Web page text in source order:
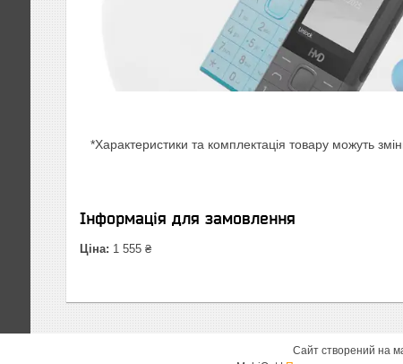
*Характеристики та комплектація товару можуть
Інформація для замовлення
Ціна: 1 555 ₴
Сайт створений на